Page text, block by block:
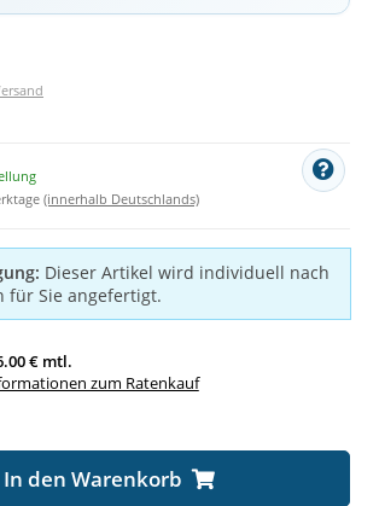
(innerhalb Deutschlands)
Dieser Artikel wird individuell nach
für Sie angefertigt.
€ mtl.
zum Ratenkauf
In den Warenkorb